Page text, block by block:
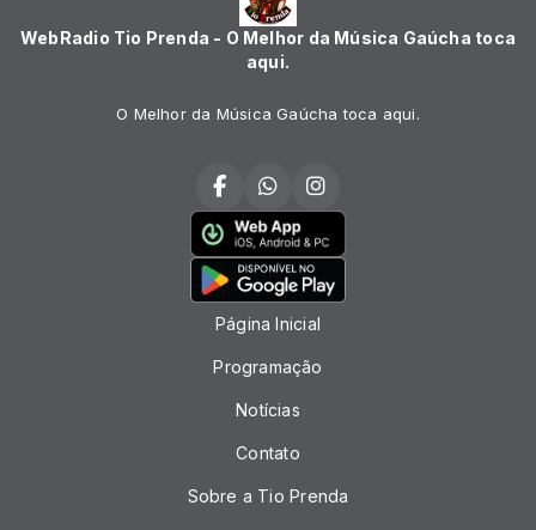
WebRadio Tio Prenda - O Melhor da Música Gaúcha toca
aqui.
O Melhor da Música Gaúcha toca aqui.
Página Inicial
Programação
Notícias
Contato
Sobre a Tio Prenda